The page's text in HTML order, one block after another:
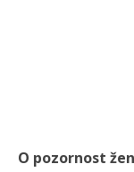
O pozornost